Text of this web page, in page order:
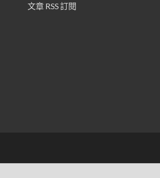
文章 RSS 訂閱